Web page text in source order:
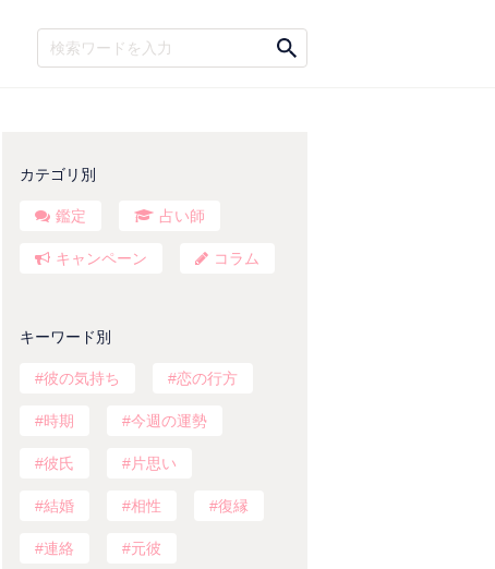
カテゴリ別
鑑定 占い師
キャンペーン コラム
キーワード別
彼の気持ち 恋の行方
時期 今週の運勢
彼氏 片思い
結婚 相性 復縁
連絡 元彼